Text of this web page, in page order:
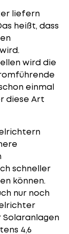
liefern
heißt, dass
wird die
einmal
diese Art
schneller
können.
nur noch
4,6